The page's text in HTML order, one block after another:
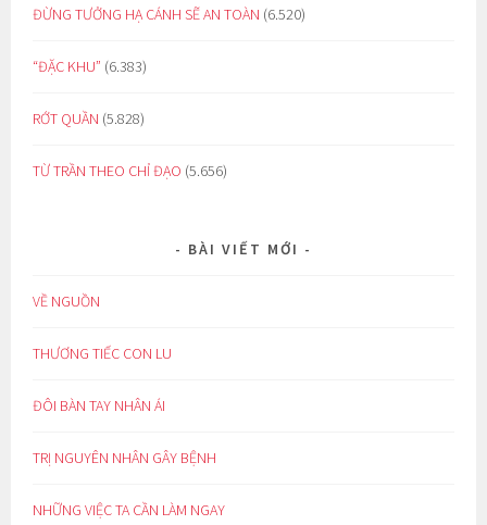
ĐỪNG TƯỞNG HẠ CÁNH SẼ AN TOÀN (6.520)
“ĐẶC KHU” (6.383)
RỚT QUẦN (5.828)
TỪ TRẦN THEO CHỈ ĐẠO (5.656)
BÀI VIẾT MỚI
VỀ NGUỒN
THƯƠNG TIẾC CON LU
ĐÔI BÀN TAY NHÂN ÁI
TRỊ NGUYÊN NHÂN GÂY BỆNH
NHỮNG VIỆC TA CẦN LÀM NGAY